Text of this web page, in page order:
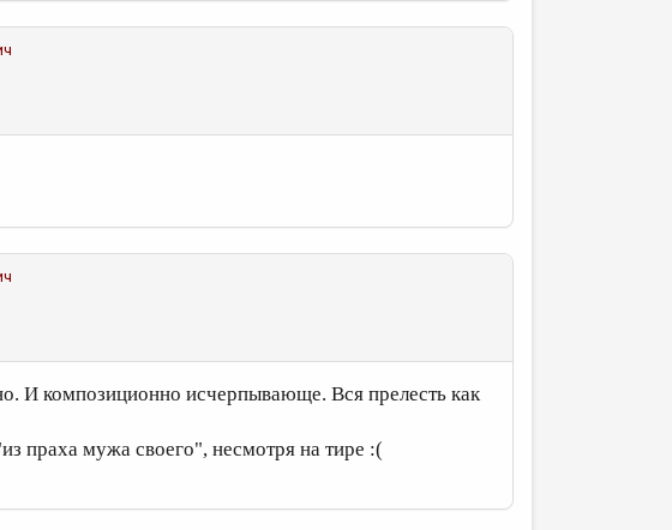
И композиционно исчерпывающе. Вся прелесть как
праха мужа своего", несмотря на тире :(